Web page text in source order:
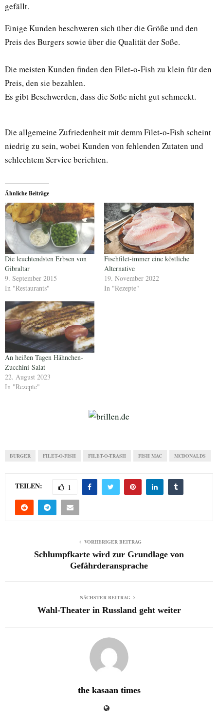
gefällt.
Einige Kunden beschweren sich über die Größe und den
Preis des Burgers sowie über die Qualität der Soße.
Die meisten Kunden finden den Filet-o-Fish zu klein für den
Preis, den sie bezahlen.
Es gibt Beschwerden, dass die Soße nicht gut schmeckt.
Die allgemeine Zufriedenheit mit demm Filet-o-Fish scheint
niedrig zu sein, wobei Kunden von fehlenden Zutaten und
schlechtem Service berichten.
Ähnliche Beiträge
Die leuchtendsten Erbsen von
Gibraltar
9. September 2015
In "Restaurants"
Fischfilet-immer eine köstliche
Alternative
19. November 2022
In "Rezepte"
An heißen Tagen Hähnchen-
Zucchini-Salat
22. August 2023
In "Rezepte"
BURGER FILET-O-FISH FILET-O-TRASH FISH MAC MCDONALDS
TEILEN: 1
VORHERIGER BEITRAG
Schlumpfkarte wird zur Grundlage von
Gefährderansprache
NÄCHSTER BEITRAG
Wahl-Theater in Russland geht weiter
the kasaan times